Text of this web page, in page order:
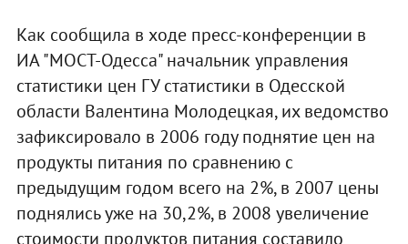
Как сообщила в ходе пресс-конференции в
ИА "МОСТ-Одесса" начальник управления
статистики цен ГУ статистики в Одесской
области Валентина Молодецкая, их ведомство
зафиксировало в 2006 году поднятие цен на
продукты питания по сравнению с
предыдущим годом всего на 2%, в 2007 цены
поднялись уже на 30,2%, в 2008 увеличение
стоимости продуктов питания составило